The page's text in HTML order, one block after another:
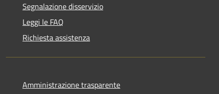
Segnalazione disservizio
Leggi le FAQ
Richiesta assistenza
Amministrazione trasparente